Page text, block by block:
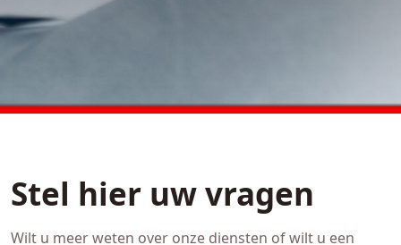
Stel hier uw vragen
Wilt u meer weten over onze diensten of wilt u een